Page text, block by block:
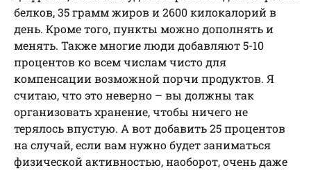
белков, 35 грамм жиров и 2600 килокалорий в
день. Кроме того, пункты можно дополнять и
менять. Также многие люди добавляют 5-10
процентов ко всем числам чисто для
компенсации возможной порчи продуктов. Я
считаю, что это неверно – вы должны так
организовать хранение, чтобы ничего не
терялось впустую. А вот добавить 25 процентов
на случай, если вам нужно будет заниматься
физической активностью, наоборот, очень даже